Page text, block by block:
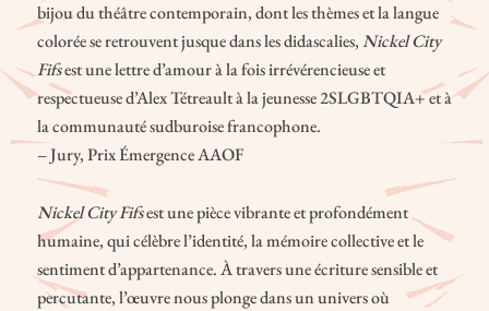
bijou du théâtre contemporain, dont les thèmes et la langue
colorée se retrouvent jusque dans les didascalies,Nickel City
Fifsest une lettre d’amour à la fois irrévérencieuse et
respectueuse d’Alex Tétreault à la jeunesse 2SLGBTQIA+ et à
la communauté sudburoise francophone.
– Jury, Prix Émergence AAOF
Nickel City Fifsest une pièce vibrante et profondément
humaine, qui célèbre l’identité, la mémoire collective et le
sentiment d’appartenance. À travers une écriture sensible et
percutante, l’œuvre nous plonge dans un univers où